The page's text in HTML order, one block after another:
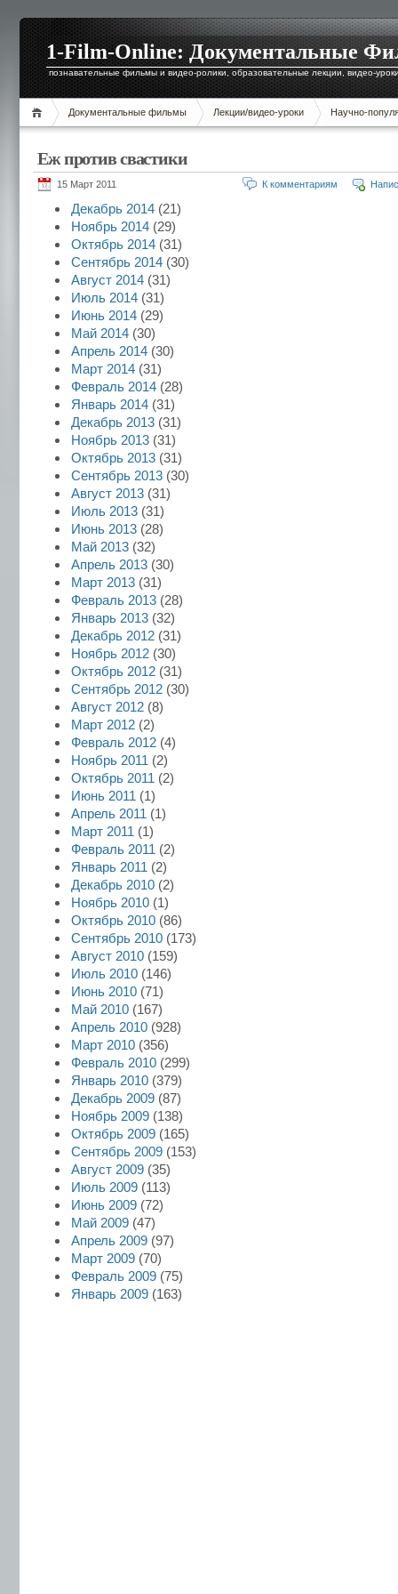
1-Film-Online: Документальные
познавательные фильмы и видео-ролики, образовательные лекции, видео-
Документальные фильмы Лекции/видео-уроки Научно-
Еж против свастики
15 Март 2011 К комментариям
Декабрь 2014 (21)
Ноябрь 2014 (29)
Октябрь 2014 (31)
Сентябрь 2014 (30)
Август 2014 (31)
Июль 2014 (31)
Июнь 2014 (29)
Май 2014 (30)
Апрель 2014 (30)
Март 2014 (31)
Февраль 2014 (28)
Январь 2014 (31)
Декабрь 2013 (31)
Ноябрь 2013 (31)
Октябрь 2013 (31)
Сентябрь 2013 (30)
Август 2013 (31)
Июль 2013 (31)
Июнь 2013 (28)
Май 2013 (32)
Апрель 2013 (30)
Март 2013 (31)
Февраль 2013 (28)
Январь 2013 (32)
Декабрь 2012 (31)
Ноябрь 2012 (30)
Октябрь 2012 (31)
Сентябрь 2012 (30)
Август 2012 (8)
Март 2012 (2)
Февраль 2012 (4)
Ноябрь 2011 (2)
Октябрь 2011 (2)
Июнь 2011 (1)
Апрель 2011 (1)
Март 2011 (1)
Февраль 2011 (2)
Январь 2011 (2)
Декабрь 2010 (2)
Ноябрь 2010 (1)
Октябрь 2010 (86)
Сентябрь 2010 (173)
Август 2010 (159)
Июль 2010 (146)
Июнь 2010 (71)
Май 2010 (167)
Апрель 2010 (928)
Март 2010 (356)
Февраль 2010 (299)
Январь 2010 (379)
Декабрь 2009 (87)
Ноябрь 2009 (138)
Октябрь 2009 (165)
Сентябрь 2009 (153)
Август 2009 (35)
Июль 2009 (113)
Июнь 2009 (72)
Май 2009 (47)
Апрель 2009 (97)
Март 2009 (70)
Февраль 2009 (75)
Январь 2009 (163)